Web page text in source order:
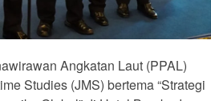
Angkatan Laut (PPAL)
Studies (JMS) bertema “Strategi